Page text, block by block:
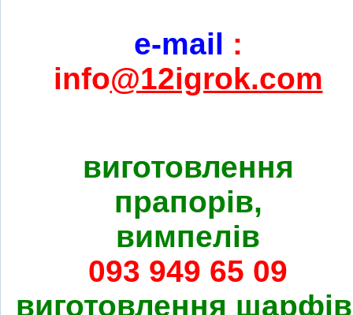
e-mail :
info@12igrok.com
виготовлення
прапорів,
вимпелів
093 949 65 09
виготовлення